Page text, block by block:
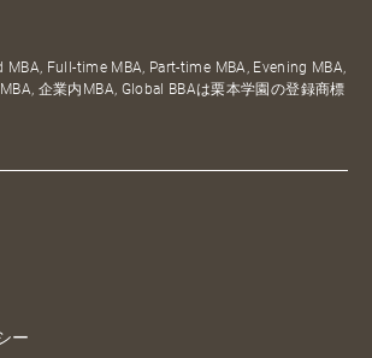
MBA, Full-time MBA, Part-time MBA, Evening MBA,
企業内MBA, Global BBAは栗本学園の登録商標
ー